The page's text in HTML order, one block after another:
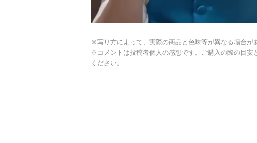
※写り方によって、実際の商品と色味等が異なる場合が
※コメントは投稿者個人の感想です。ご購入の際の目安
ください。